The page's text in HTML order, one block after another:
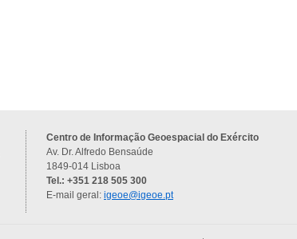
Centro de Informação Geoespacial do Exército
Av. Dr. Alfredo Bensaúde
1849-014 Lisboa
Tel.: +351 218 505 300
E-mail geral: igeoe@igeoe.pt